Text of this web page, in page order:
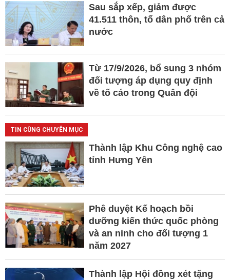
Sau sắp xếp, giảm được
41.511 thôn, tổ dân phố trên cả
nước
Từ 17/9/2026, bổ sung 3 nhóm
đối tượng áp dụng quy định
về tố cáo trong Quân đội
TIN CÙNG CHUYÊN MỤC
Thành lập Khu Công nghệ cao
tỉnh Hưng Yên
Phê duyệt Kế hoạch bồi
dưỡng kiến thức quốc phòng
và an ninh cho đối tượng 1
năm 2027
Thành lập Hội đồng xét tặng